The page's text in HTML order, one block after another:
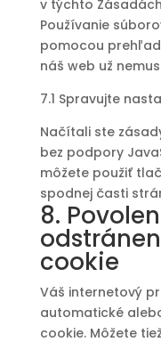
v týchto
Používanie
pomocou
náš web už
7.1 Spravujte
Načítali ste
bez podpory
môžete použiť
spodnej časti
8.
cookie
Váš internetový
automatické
cookie. Môžete